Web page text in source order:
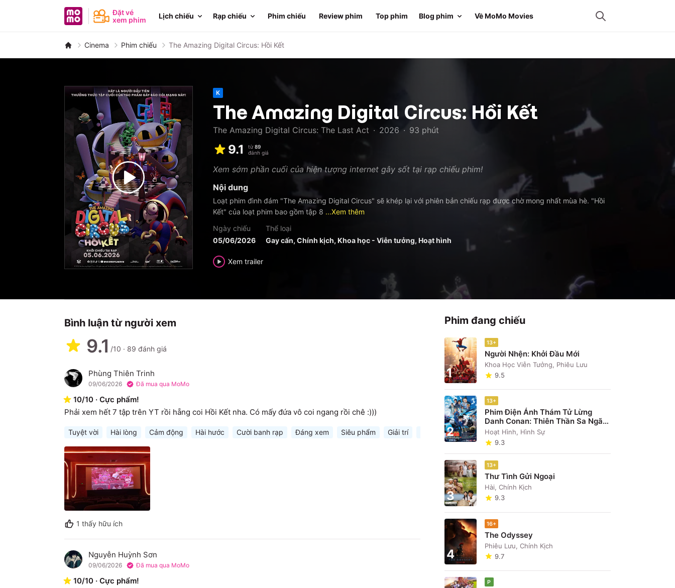
MoMo - Ứng dụng tài chính
Đặt vé
xem phim
Lịch chiếu Rạp chiếu Phim chiếu Review phim Top phim Blog phim Về MoMo Movies
Cinema Phim chiếu The Amazing Digital Circus: Hồi Kết
K
The Amazing Digital Circus: Hồi Kết
The Amazing Digital Circus: The Last Act · 2026 · 93 phút
9.1 từ 89
đánh giá
Xem sớm phần cuối của hiện tượng internet gây sốt tại rạp chiếu phim!
Nội dung
Loạt phim đình đám "The Amazing Digital Circus" sẽ khép lại với phiên bản chiếu rạp được chờ mong nhất mùa hè. "Hồi
Kết" của loạt phim bao gồm tập 8 ...Xem thêm
Ngày chiếu
05/06/2026
Thể loại
Gay cấn, Chính kịch, Khoa học - Viễn tưởng, Hoạt hình
Xem trailer
Bình luận từ người xem
9.1 /10 · 89 đánh giá
P Phùng Thiên Trinh
09/06/2026 Đã mua qua MoMo
10/10 · Cực phẩm!
Phải xem hết 7 tập trên YT rồi hẵng coi Hồi Kết nha. Có mấy đứa vô coi ngang rồi chê :)))
Tuyệt vời Hài lòng Cảm động Hài hước Cười banh rạp Đáng xem Siêu phẩm Giải trí Ý nghĩa Khóc trôi rạp
1 thấy hữu ích
N Nguyễn Huỳnh Sơn
09/06/2026 Đã mua qua MoMo
10/10 · Cực phẩm!
Phim đang chiếu
1
13+
Người Nhện: Khởi Đầu Mới
Khoa Học Viễn Tưởng, Phiêu Lưu
9.5
2
13+
Phim Điện Ảnh Thám Tử Lừng
Danh Conan: Thiên Thần Sa Ngã
Trên Xa Lộ
Hoạt Hình, Hình Sự
9.3
3
13+
Thư Tình Gửi Ngoại
Hài, Chính Kịch
9.3
4
16+
The Odyssey
Phiêu Lưu, Chính Kịch
9.7
P